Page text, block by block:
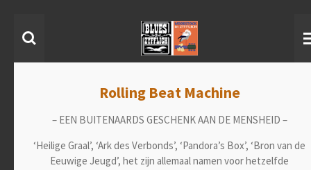
direct
naar
Rolling Beat Machine
– EEN BUITENAARDS GESCHENK AAN DE MENSHEID –
‘Heilige Graal’, ‘Ark des Verbonds’, ‘Pandora’s Box’, ‘Bron van de
Eeuwige Jeugd’, het zijn allemaal namen voor hetzelfde